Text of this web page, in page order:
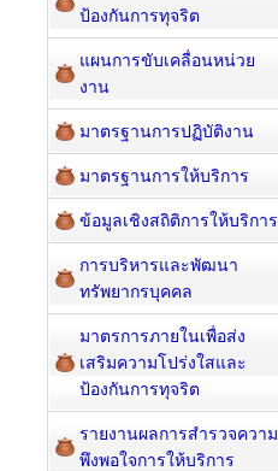
ป้องกันการทุจริต
แผนการขับเคลื่อนหน่วย
งาน
มาตรฐานการปฏิบัติงาน
มาตรฐานการให้บริการ
ข้อมูลเชิงสถิติการให้บริการ
การบริหารและพัฒนา
ทรัพยากรบุคคล
มาตรการภายในเพื่อส่ง
เสริมความโปร่งใสและ
ป้องกันการทุจริต
รายงานผลการสำรวจความ
พึงพอใจการให้บริการ